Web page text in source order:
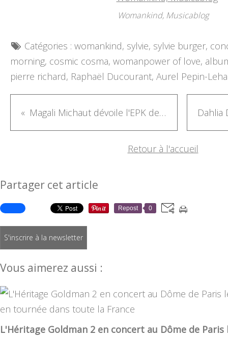
Womankind, Musicablog
Catégories :womankind, sylvie, sylvie burger,
morning, cosmic cosma, womanpower of love,
pierre richard, Raphaël Ducourant, Aurel Pepin-
Magali Michaut dévoile l'EPK de son EP La Bulle et un concert parisien le 25/05/2025
Retour à l'accueil
Partager cet article
Repost 0
S'inscrire à la newsletter
Vous aimerez aussi :
L'Héritage Goldman 2 en concert au Dôme de